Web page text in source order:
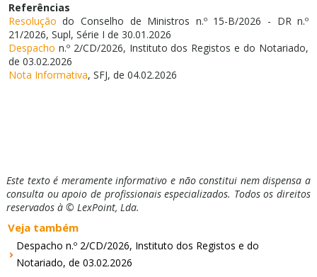
Referências
Resoluçãodo Conselho de Ministros n.º 15-B/2026 - DR n.º
21/2026, Supl, Série I de 30.01.2026
Despacho n.º 2/CD/2026, Instituto dos Registos e do Notariado,
de 03.02.2026
Nota Informativa, SFJ, de 04.02.2026
Este texto é meramente informativo e não constitui nem dispensa a
consulta ou apoio de profissionais especializados. Todos os direitos
reservados à © LexPoint, Lda.
Veja também
Despacho n.º 2/CD/2026, Instituto dos Registos e do
Notariado, de 03.02.2026